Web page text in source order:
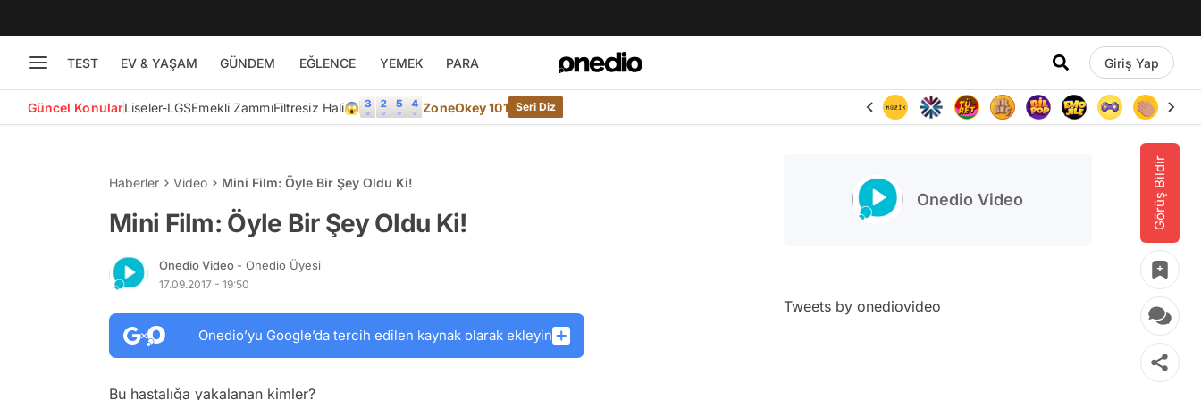
TEST EV & YAŞAM GÜNDEM EĞLENCE YEMEK PARA Giriş Yap
Güncel KonularLiseler-LGSEmekli ZammıFiltresiz Hali😱 ZoneOkey 101 Seri Diz
Görüş Bildir
Haberler Video Mini Film: Öyle Bir Şey Oldu Ki!
Mini Film: Öyle Bir Şey Oldu Ki!
Onedio Video - Onedio Üyesi
17.09.2017 - 19:50
Onedio’yu Google’da tercih edilen kaynak olarak ekleyin
Bu hastalığa yakalanan kimler?
Onedio Video
Tweets by onediovideo